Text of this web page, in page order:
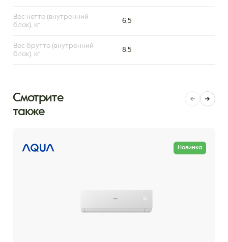
Вес нетто (внутренний
блок), кг
6,5
Вес брутто (внутренний
блок), кг
8,5
Смотрите
также
Новинка